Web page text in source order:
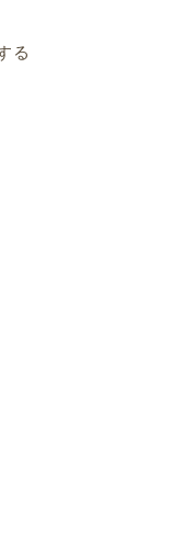
る